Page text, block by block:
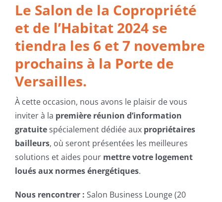
Le Salon de la Copropriété
et de l’Habitat 2024 se
tiendra les 6 et 7 novembre
prochains à la Porte de
Versailles.
À cette occasion, nous avons le plaisir de vous
inviter à la première réunion d’information
gratuitespécialement dédiée aux propriétaires
bailleurs, où seront présentées les meilleures
solutions et aides pour mettre votre logement
loués aux normes énergétiques.
Nous rencontrer : Salon Business Lounge (20